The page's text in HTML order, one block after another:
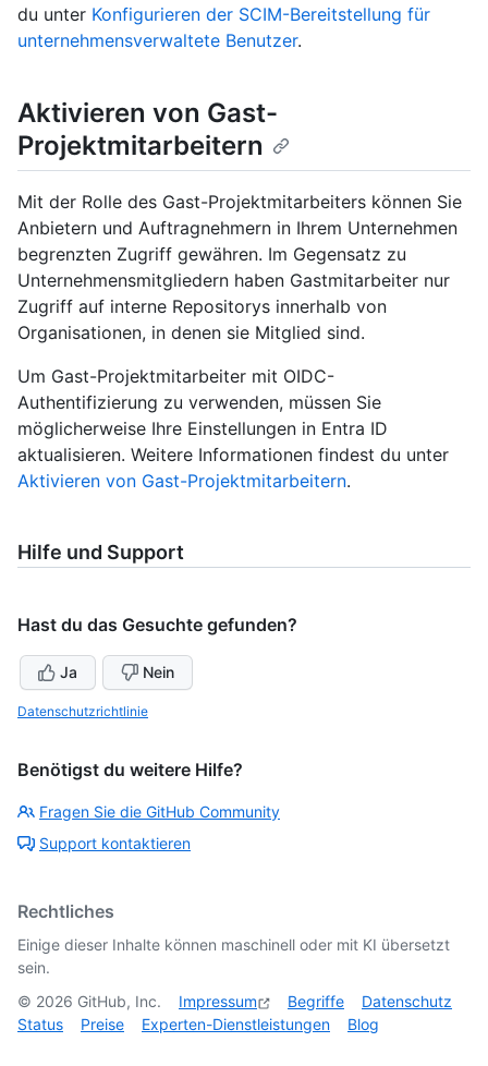
du unter Konfigurieren der SCIM-Bereitstellung für
unternehmensverwaltete Benutzer.
Aktivieren von Gast-
Projektmitarbeitern
Mit der Rolle des Gast-Projektmitarbeiters können Sie
Anbietern und Auftragnehmern in Ihrem Unternehmen
begrenzten Zugriff gewähren. Im Gegensatz zu
Unternehmensmitgliedern haben Gastmitarbeiter nur
Zugriff auf interne Repositorys innerhalb von
Organisationen, in denen sie Mitglied sind.
Um Gast-Projektmitarbeiter mit OIDC-
Authentifizierung zu verwenden, müssen Sie
möglicherweise Ihre Einstellungen in Entra ID
aktualisieren. Weitere Informationen findest du unter
Aktivieren von Gast-Projektmitarbeitern.
Hilfe und Support
Hast du das Gesuchte gefunden?
Ja Nein
Datenschutzrichtlinie
Benötigst du weitere Hilfe?
Fragen Sie die GitHub Community
Support kontaktieren
Rechtliches
Einige dieser Inhalte können maschinell oder mit KI übersetzt
sein.
© 2026 GitHub, Inc. Impressum Begriffe
Datenschutz
Status
Preise Experten-Dienstleistungen Blog